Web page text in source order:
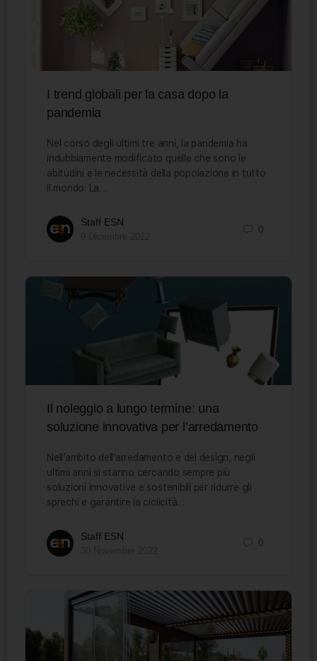
I trend globali per la casa dopo la
pandemia
Nel corso degli ultimi tre anni, la pandemia ha
indubbiamente modificato quelle che sono le
abitudini e le necessità della popolazione in tutto
il mondo. La…
Staff ESN
0
Il noleggio a lungo termine: una
soluzione innovativa per l’arredamento
Nell’ambito dell’arredamento e del design, negli
ultimi anni si stanno cercando sempre più
soluzioni innovative e sostenibili per ridurre gli
sprechi e garantire la ciclicità…
Staff ESN
0